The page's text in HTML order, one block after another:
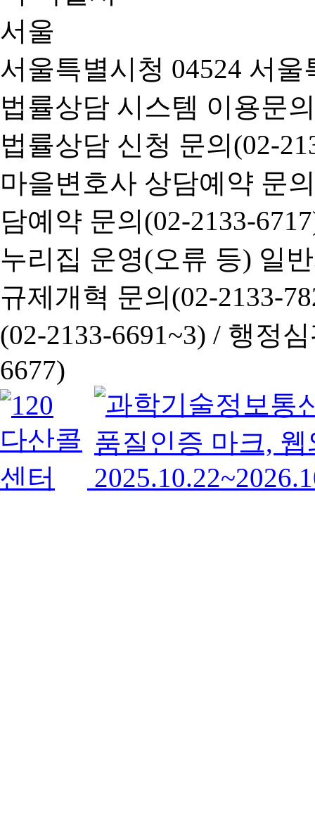
서울특별시청 04524 서
법률상담 시스템 이용문
법률상담 신청 문의(02-
마을변호사 상담예약 문
담예약 문의(02-2133-
누리집 운영(오류 등) 일
규제개혁 문의(02-2133-
(02-2133-6691~3) / 행정심
6677)